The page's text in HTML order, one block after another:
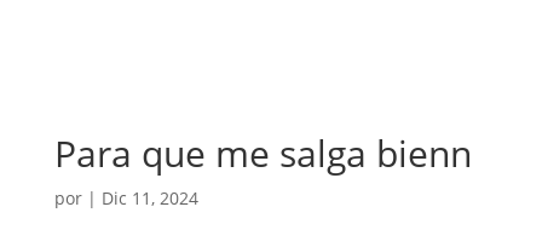
Para que me salga bienn
por | Dic 11, 2024